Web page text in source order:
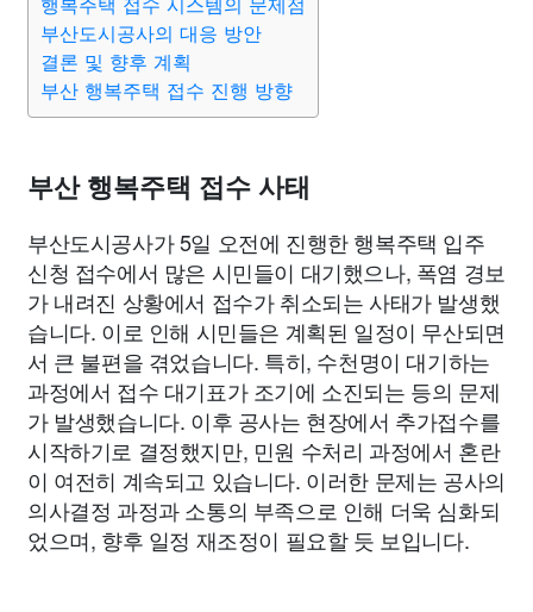
행복주택 접수 시스템의 문제점
부산도시공사의 대응 방안
결론 및 향후 계획
부산 행복주택 접수 진행 방향
부산 행복주택 접수 사태
부산도시공사가 5일 오전에 진행한 행복주택 입주
신청 접수에서 많은 시민들이 대기했으나, 폭염 경보
가 내려진 상황에서 접수가 취소되는 사태가 발생했
습니다. 이로 인해 시민들은 계획된 일정이 무산되면
서 큰 불편을 겪었습니다. 특히, 수천명이 대기하는
과정에서 접수 대기표가 조기에 소진되는 등의 문제
가 발생했습니다. 이후 공사는 현장에서 추가접수를
시작하기로 결정했지만, 민원 수처리 과정에서 혼란
이 여전히 계속되고 있습니다. 이러한 문제는 공사의
의사결정 과정과 소통의 부족으로 인해 더욱 심화되
었으며, 향후 일정 재조정이 필요할 듯 보입니다.